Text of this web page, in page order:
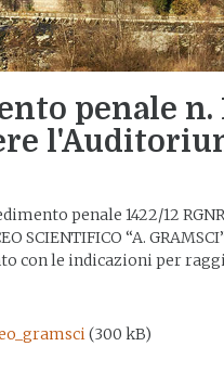
penale n.
penale 1422/12
SCIENTIFICO “A.
con le indicazioni per
(300 kB)